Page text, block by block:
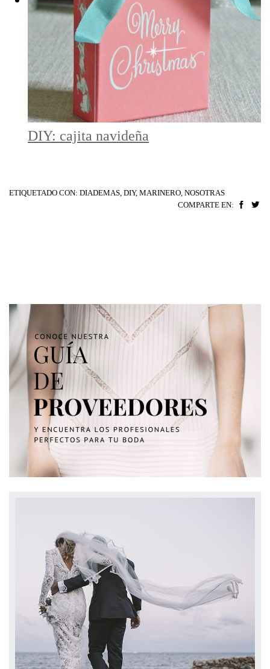
DIY: cajita navideña
ETIQUETADO CON: DIADEMAS, DIY, MARINERO, NOSOTRAS
COMPARTE EN: